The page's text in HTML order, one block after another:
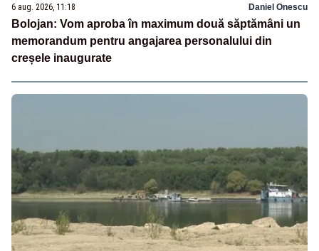
6 aug. 2026, 11:18 Daniel Onescu
Bolojan: Vom aproba în maximum două săptămâni un
memorandum pentru angajarea personalului din
creșele inaugurate